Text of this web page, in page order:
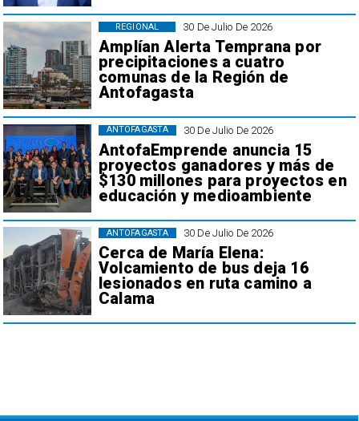
30 De Julio De 2026
Amplían Alerta Temprana por
precipitaciones a cuatro
comunas de la Región de
Antofagasta
REGIONAL
30 De Julio De 2026
AntofaEmprende anuncia 15
proyectos ganadores y más de
$130 millones para proyectos en
educación y medioambiente
ANTOFAGASTA
30 De Julio De 2026
Cerca de María Elena:
Volcamiento de bus deja 16
lesionados en ruta camino a
Calama
ANTOFAGASTA